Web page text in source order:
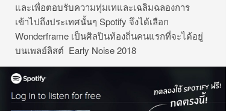
และเพื่อตอบรับความทุ่มเทและเฉลิมฉลองการ
เข้าไปถึงประเทศนั้นๆ Spotify จึงได้เลือก
Wonderframe เป็นศิลปินท้องถิ่นคนแรกที่จะได้อยู่
บนเพลย์ลิสต์ Early Noise 2018